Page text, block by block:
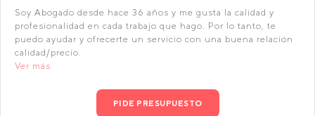
Soy Abogado desde hace 36 años y me gusta la calidad y
profesionalidad en cada trabajo que hago. Por lo tanto, te
puedo ayudar y ofrecerte un servicio con una buena relación
calidad/precio.
Ver más
PIDE PRESUPUESTO